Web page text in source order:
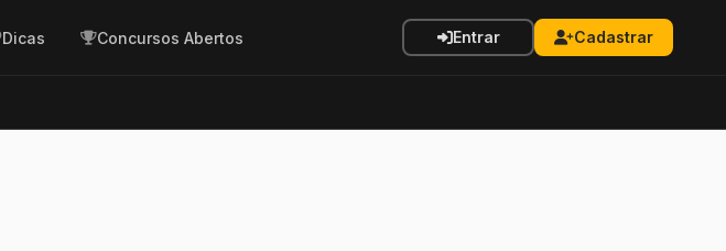
Dicas Concursos Abertos Entrar Cadastrar